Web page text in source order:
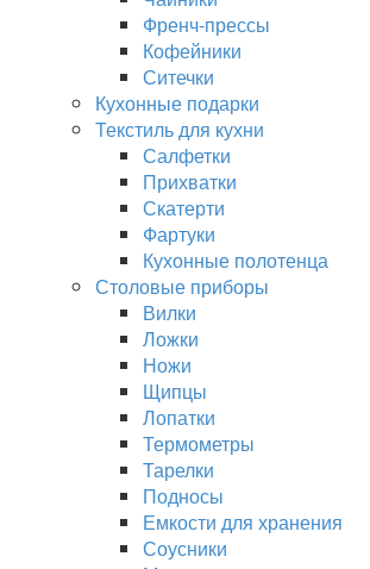
Френч-прессы
Кофейники
Ситечки
Кухонные подарки
Текстиль для кухни
Салфетки
Прихватки
Скатерти
Фартуки
Кухонные полотенца
Столовые приборы
Вилки
Ложки
Ножи
Щипцы
Лопатки
Термометры
Тарелки
Подносы
Емкости для хранения
Соусники